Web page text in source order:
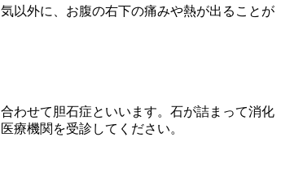
以外に、お腹の右下の痛みや熱が出ることが
わせて胆石症といいます。石が詰まって消化
療機関を受診してください。